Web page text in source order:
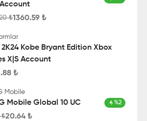
Account
₺1360.59 ₺
2K24 Kobe Bryant Edition Xbox
X|S Account
₺
Mobile
Mobile Global 10 UC %2
₺20.64 ₺